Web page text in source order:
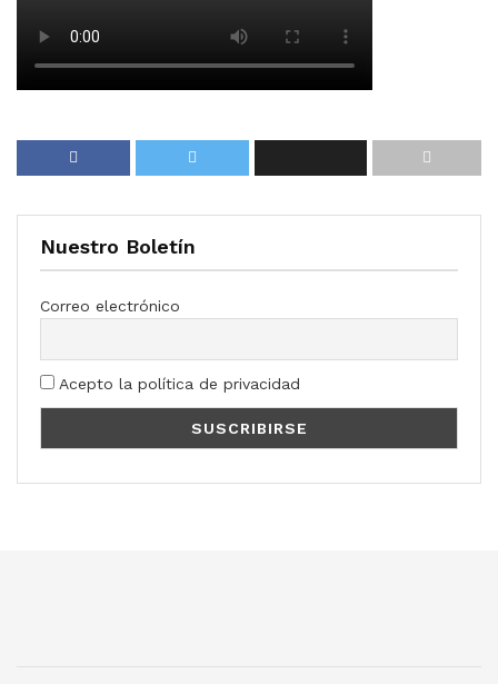
Nuestro Boletín
Correo electrónico
Acepto la política de privacidad